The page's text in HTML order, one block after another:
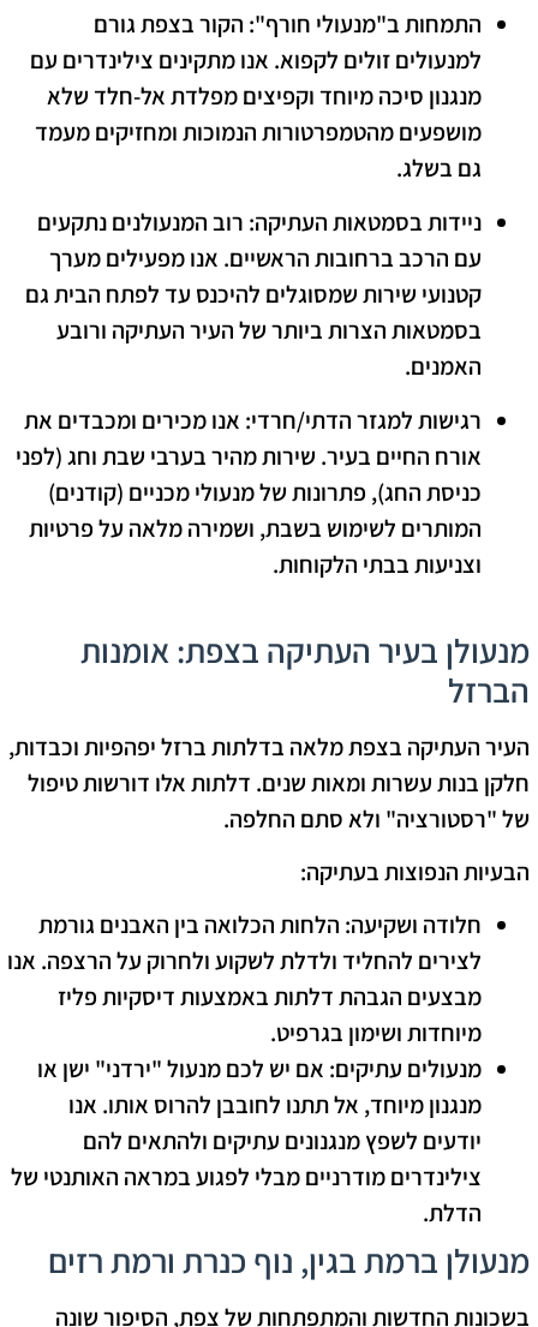
התמחות ב"מנעולי חורף": הקור בצפת גורם
למנעולים זולים לקפוא. אנו מתקינים צילינדרים עם
מנגנון סיכה מיוחד וקפיצים מפלדת אל-חלד שלא
מושפעים מהטמפרטורות הנמוכות ומחזיקים מעמד
גם בשלג.
ניידות בסמטאות העתיקה: רוב המנעולנים נתקעים
עם הרכב ברחובות הראשיים. אנו מפעילים מערך
קטנועי שירות שמסוגלים להיכנס עד לפתח הבית גם
בסמטאות הצרות ביותר של העיר העתיקה ורובע
האמנים.
רגישות למגזר הדתי/חרדי: אנו מכירים ומכבדים את
אורח החיים בעיר. שירות מהיר בערבי שבת וחג (לפני
כניסת החג), פתרונות של מנעולי מכניים (קודנים)
המותרים לשימוש בשבת, ושמירה מלאה על פרטיות
וצניעות בבתי הלקוחות.
מנעולן בעיר העתיקה בצפת: אומנות
הברזל
העיר העתיקה בצפת מלאה בדלתות ברזל יפהפיות וכבדות,
חלקן בנות עשרות ומאות שנים. דלתות אלו דורשות טיפול
של "רסטורציה" ולא סתם החלפה.
הבעיות הנפוצות בעתיקה:
חלודה ושקיעה: הלחות הכלואה בין האבנים גורמת
לצירים להחליד ולדלת לשקוע ולחרוק על הרצפה. אנו
מבצעים הגבהת דלתות באמצעות דיסקיות פליז
מיוחדות ושימון בגרפיט.
מנעולים עתיקים: אם יש לכם מנעול "ירדני" ישן או
מנגנון מיוחד, אל תתנו לחובבן להרוס אותו. אנו
יודעים לשפץ מנגנונים עתיקים ולהתאים להם
צילינדרים מודרניים מבלי לפגוע במראה האותנטי של
הדלת.
מנעולן ברמת בגין, נוף כנרת ורמת רזים
בשכונות החדשות והמתפתחות של צפת, הסיפור שונה